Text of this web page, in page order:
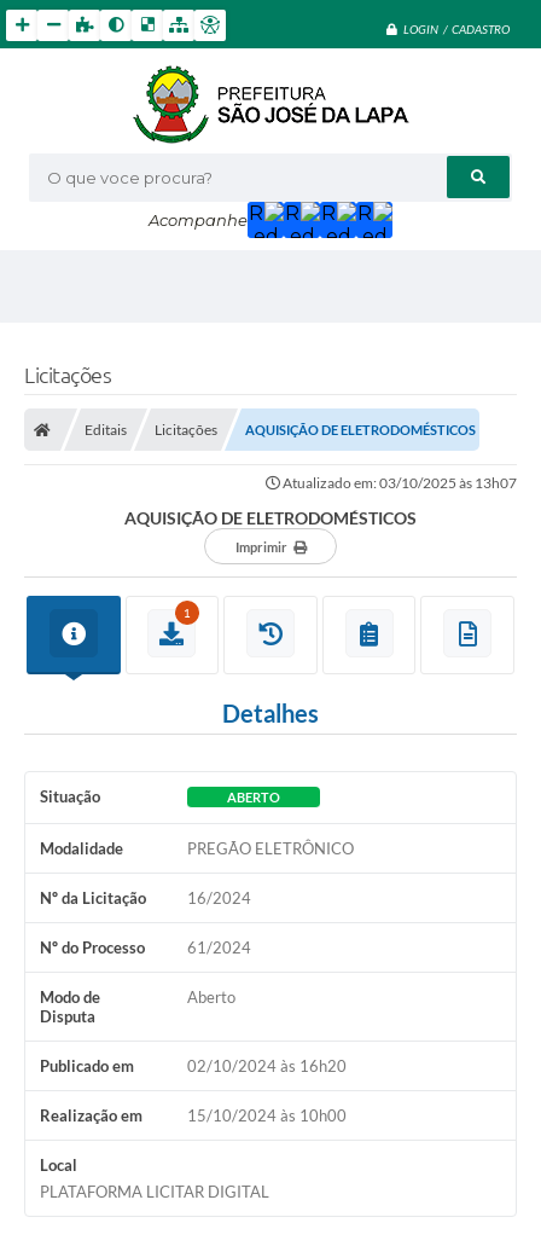
LOGIN / CADASTRO
O que voce procura?
Acompanhe
Licitações
Editais Licitações AQUISIÇÃO DE ELETRODOMÉSTICOS
Atualizado em: 03/10/2025 às 13h07
AQUISIÇÃO DE ELETRODOMÉSTICOS
Imprimir
1
Detalhes
Situação ABERTO
Modalidade PREGÃO ELETRÔNICO
Nº da Licitação 16/2024
Nº do Processo 61/2024
Modo de
Disputa
Aberto
Publicado em 02/10/2024 às 16h20
Realização em 15/10/2024 às 10h00
Local
PLATAFORMA LICITAR DIGITAL